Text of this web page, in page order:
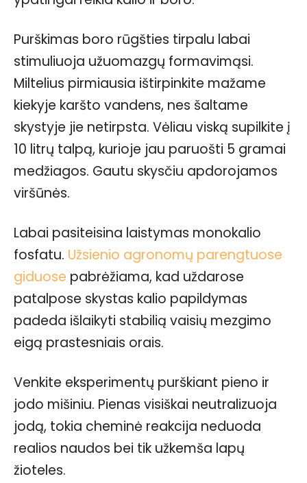
Purškimas boro rūgšties tirpalu labai
stimuliuoja užuomazgų formavimąsi.
Miltelius pirmiausia ištirpinkite mažame
kiekyje karšto vandens, nes šaltame
skystyje jie netirpsta. Vėliau viską supilkite į
10 litrų talpą, kurioje jau paruošti 5 gramai
medžiagos. Gautu skysčiu apdorojamos
viršūnės.
Labai pasiteisina laistymas monokalio
fosfatu. Užsienio agronomų parengtuose
giduose pabrėžiama, kad uždarose
patalpose skystas kalio papildymas
padeda išlaikyti stabilią vaisių mezgimo
eigą prastesniais orais.
Venkite eksperimentų purškiant pieno ir
jodo mišiniu. Pienas visiškai neutralizuoja
jodą, tokia cheminė reakcija neduoda
realios naudos bei tik užkemša lapų
žioteles.